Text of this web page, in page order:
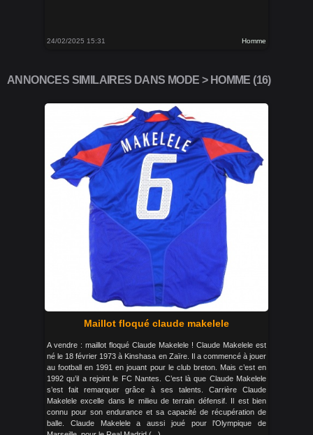
24/02/2025 15:31 Homme
ANNONCES SIMILAIRES DANS MODE > HOMME (16)
Maillot floqué claude makelele
A vendre : maillot floqué Claude Makelele ! Claude Makelele est
né le 18 février 1973 à Kinshasa en Zaïre. Il a commencé à jouer
au football en 1991 en jouant pour le club breton. Mais c’est en
1992 qu’il a rejoint le FC Nantes. C’est là que Claude Makelele
s’est fait remarquer grâce à ses talents. Carrière Claude
Makelele excelle dans le milieu de terrain défensif. Il est bien
connu pour son endurance et sa capacité de récupération de
balle. Claude Makelele a aussi joué pour l'Olympique de